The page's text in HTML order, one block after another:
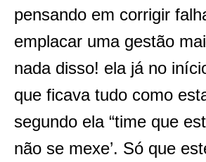
pensando em corrigir
emplacar uma gestão
nada disso! ela já no
que ficava tudo como
segundo ela “time que
não se mexe’. Só que